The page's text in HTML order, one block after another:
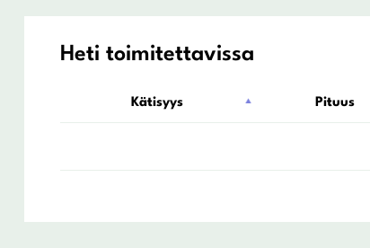
Heti toimitettavissa
Kätisyys Pituus